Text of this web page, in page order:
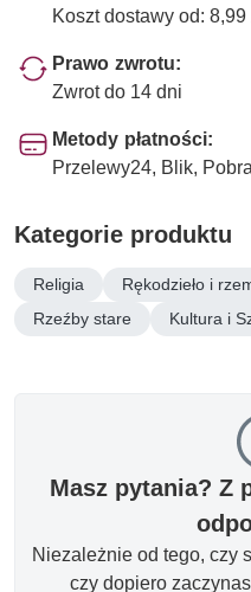
Koszt dostawy od: 8,99
Prawo zwrotu:
Zwrot do 14 dni
Metody płatności:
Przelewy24, Blik,
Kategorie produktu
Religia Rękodzieło i
Rzeźby stare
Kultura i
Masz pytania? Z
Niezależnie od tego, czy
czy dopiero